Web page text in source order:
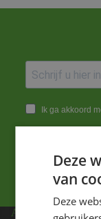
Ik ga akkoord
ADRES
Deze
van
Deze